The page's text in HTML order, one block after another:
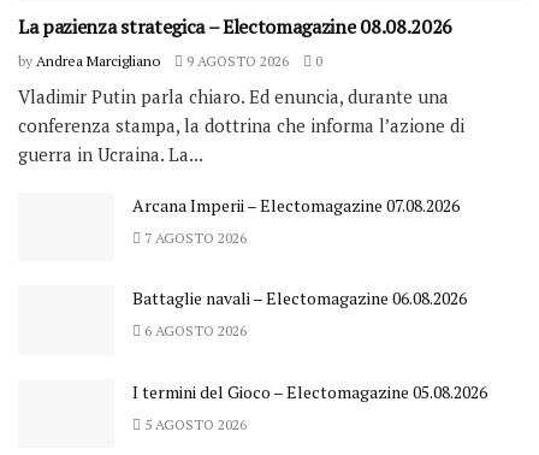
La pazienza strategica – Electomagazine 08.08.2026
by Andrea Marcigliano 9 AGOSTO 2026 0
Vladimir Putin parla chiaro. Ed enuncia, durante una
conferenza stampa, la dottrina che informa l’azione di
guerra in Ucraina. La...
Arcana Imperii – Electomagazine 07.08.2026
7 AGOSTO 2026
Battaglie navali – Electomagazine 06.08.2026
6 AGOSTO 2026
I termini del Gioco – Electomagazine 05.08.2026
5 AGOSTO 2026